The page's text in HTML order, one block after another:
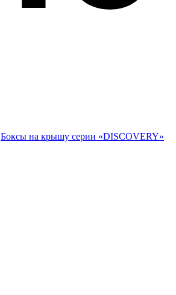
Боксы на крышу серии «DISCOVERY»